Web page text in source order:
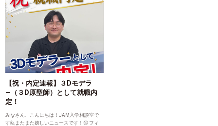
【祝・内定速報】３Dモデラ
―（３D原型師）として就職内
定！
みなさん、こんにちは！JAM入学相談室で
す🙋またまた嬉しいニュースです！😊 フィ